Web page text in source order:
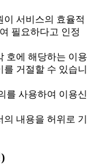
이 서비스의 효율적
필요하다고 인정
호에 해당하는 이용
거절할 수 있습니
를 사용하여 이용신
내용을 허위로 기